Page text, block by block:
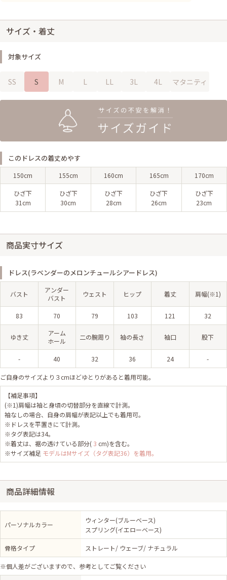
サイズ・着丈
対象サイズ
SS S M L LL 3L 4L マタニティ
このドレスの着丈めやす
150cm 155cm 160cm 165cm 170cm
ひざ下
31cm
ひざ下
30cm
ひざ下
28cm
ひざ下
26cm
ひざ下
23cm
商品実寸サイズ
ドレス(ラベンダーのメロンチュールシアードレス)
バスト
アンダー
バスト
ウェスト ヒップ 着丈 肩幅(※1)
83 70 79 103 121 32
ゆき丈
アーム
ホール
二の腕周り 袖の長さ 袖口 股下
- 40 32 36 24 -
ご自身のサイズより３cmほどゆとりがあると着用可能。
【補足事項】
(※1)肩幅は袖と身頃の切替部分を直線で計測。
袖なしの場合、自身の肩幅が表記以上でも着用可。
※ドレスを平置きにて計測。
※タグ表記は34。
※着丈は、裾の透けている部分( 3 cm)を含む。
※サイズ補足 モデルはMサイズ（タグ表記36）を着用。
商品詳細情報
パーソナルカラー
ウィンター(ブルーベース)
スプリング(イエローベース)
骨格タイプ ストレート/ ウェーブ/ ナチュラル
※個人差がございますので、参考としてご覧ください